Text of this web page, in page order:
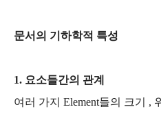
문서의 기하학적 특성
1. 요소들간의 관계
여러 가지 Element들의 크기 ,